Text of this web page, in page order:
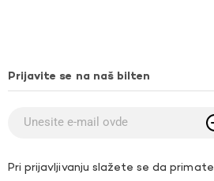
Prijavite se na naš bilten
Pri prijavljivanju slažete se da primate